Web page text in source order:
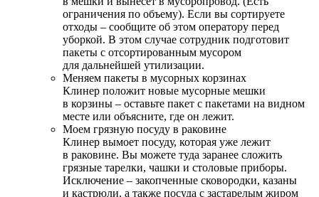
ограничения по объему). Если вы сортируете
отходы – сообщите об этом оператору перед
уборкой. В этом случае сотрудник подготовит
пакеты с отсортированным мусором
для дальнейшей утилизации.
Меняем пакеты в мусорных корзинах
Клинер положит новые мусорные мешки
в корзины – оставьте пакет с пакетами на видном
месте или объясните, где он лежит.
Моем грязную посуду в раковине
Клинер вымоет посуду, которая уже лежит
в раковине. Вы можете туда заранее сложить
грязные тарелки, чашки и столовые приборы.
Исключение – закопченные сковородки, казаны
и кастрюли, а также посуда с застарелым жиром